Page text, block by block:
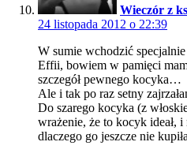
Wieczór z
24 listopada 2012 o 22:39
W sumie wchodzić
Effii, bowiem w pamięci
szczegół pewnego kocyka…
Ale i tak po raz setny
Do szarego kocyka (z
wrażenie, że to kocyk ideał,
dlaczego go jeszcze nie